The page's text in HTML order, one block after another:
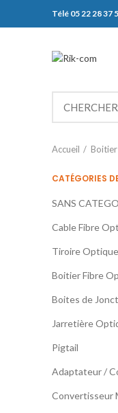
Télé 05 22 28 37
Accueil
CATÉGORIES
SANS
Cable Fibre
Tiroire Optique
Boitier Fibre
Boites de
Jarretière
Pigtail
Adaptateur /
Convertisseur